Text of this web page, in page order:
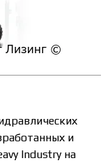
и
Industry на